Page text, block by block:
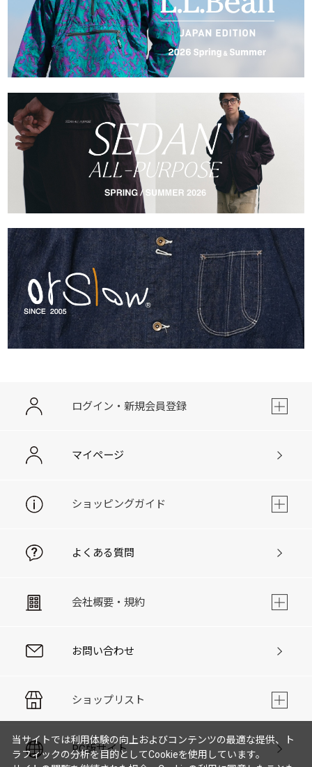
ログイン・新規会員登録
マイページ
ショッピングガイド
よくある質問
会社概要・規約
お問い合わせ
ショップリスト
PC版サイト
当サイトでは利用体験の向上およびコンテンツの最適な提供、ト
ラフィックの分析を目的としてCookieを使用しています。